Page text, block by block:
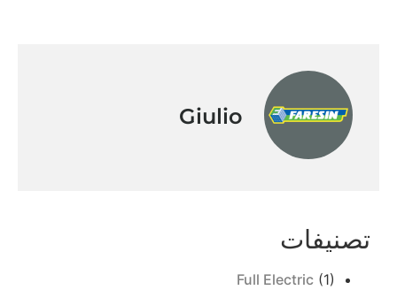
Giulio
تصنيفات
Full Electric (1)